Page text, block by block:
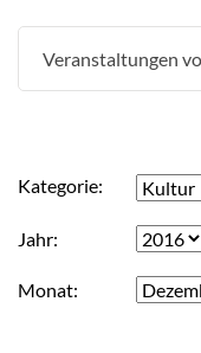
Veranstaltungen
Kategorie
Jahr
Monat